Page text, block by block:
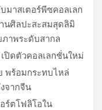
บมาสเตอร์พีซคอลเลก
นศิลปะสะสมสุดลิมิ
าพระดับสากล
เปิดตัวคอลเลกชั่นใหม่
พร้อมกระทบไหล่
จากจีน
ร์ตโฟลิโอใน